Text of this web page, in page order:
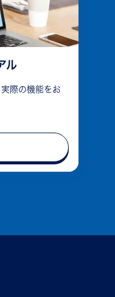
ル
際の機能をお